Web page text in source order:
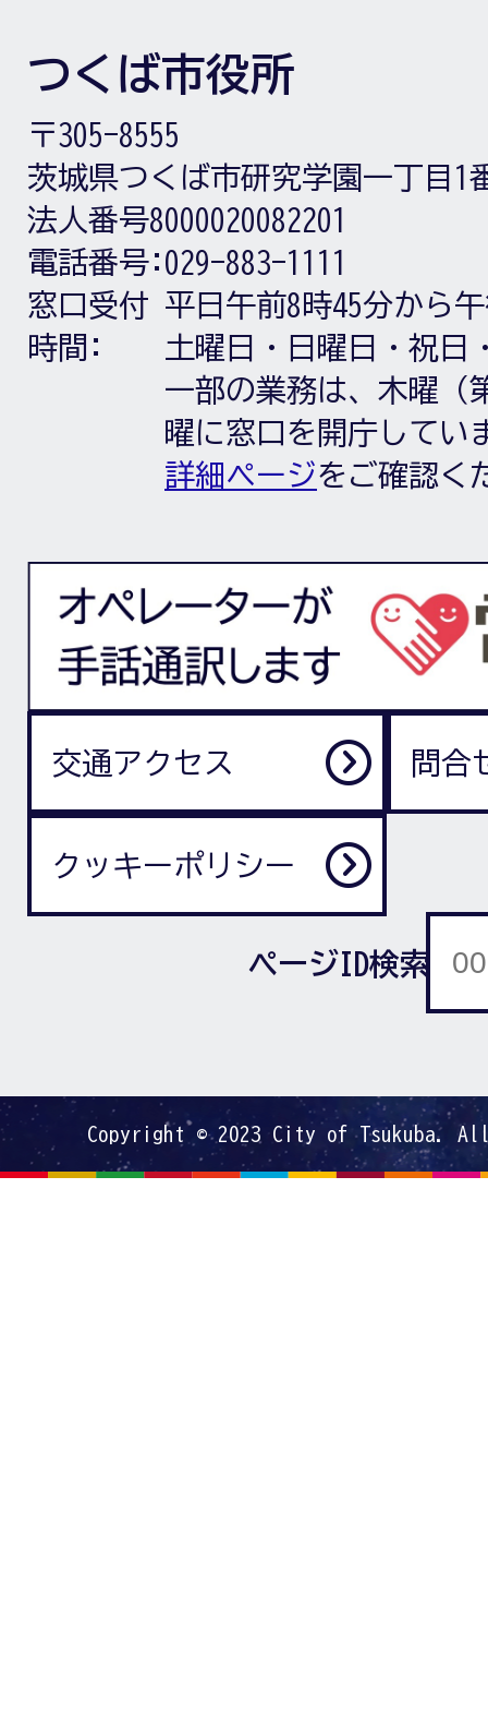
つくば市役所
〒305-8555
茨城県つくば市研究学園一丁目1
法人番号8000020082201
電話番号: 029-883-1111
窓口受付
時間:
平日午前8時45分から
土曜日・日曜日・祝日
一部の業務は、木曜（
曜に窓口を開庁してい
詳細ページをご確認く
交通アクセス 問合
クッキーポリシー
ページID検索
Copyright © 2023 City of Tsukuba.